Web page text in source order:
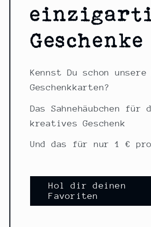
Geschenke
Kennst Du schon unsere
Geschenkkarten?
Das Sahnehäubchen für
kreatives Geschenk
Und das für nur 1 €
Hol dir deinen
Favoriten